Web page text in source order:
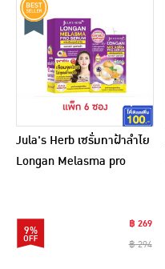
Jula's Herb เซรั่มทาฝ้าลำไย
Longan Melasma pro
9%
฿ 269
฿ 294